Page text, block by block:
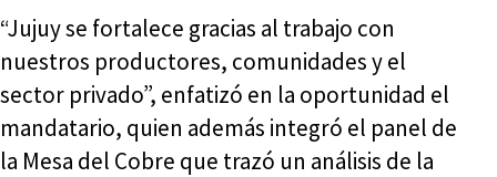
“Jujuy se fortalece gracias al trabajo con
nuestros productores, comunidades y el
sector privado”, enfatizó en la oportunidad el
mandatario, quien además integró el panel de
la Mesa del Cobre que trazó un análisis de la